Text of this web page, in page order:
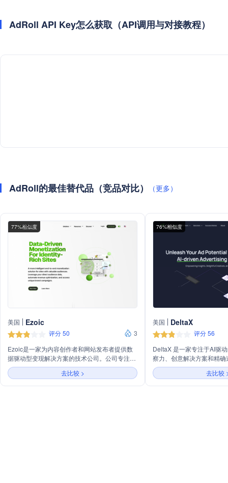
AdRoll API Key怎么获取（API调用与对接教程）
AdRoll的最佳替代品（竞品对比） （更多）
77%相似度
美国 Ezoic
评分 50
3
Ezoic是一家为内容创作者和网站发布者提供数
据驱动型变现解决方案的技术公司。公司专注于
利用直接受众数据、自动化收入优化，并接入独
特的品牌广告活动，以提升网站的广告收入和用
户体验。Ezoic通过连接用户列表、注册用户、
去比较 >
76%相似度
美国 DeltaX
评分 56
DeltaX 是一家专注于AI驱
察力、创意解决方案和精
商提升竞争力。公司主营
成本控制、KPI监控、个性
旅程追踪，服务对象涵盖
去比较